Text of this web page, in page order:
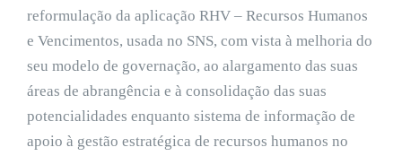
reformulação da aplicação RHV – Recursos Humanos
e Vencimentos, usada no SNS, com vista à melhoria do
seu modelo de governação, ao alargamento das suas
áreas de abrangência e à consolidação das suas
potencialidades enquanto sistema de informação de
apoio à gestão estratégica de recursos humanos no